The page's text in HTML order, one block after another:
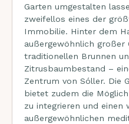
Garten umgestalten lassen. Der
zweifellos eines der
Immobilie. Hinter dem
außergewöhnlich großer
traditionellen Brunnen
Zitrusbaumbestand –
Zentrum von Sóller. Die
bietet zudem die
zu integrieren und einen
außergewöhnlichen